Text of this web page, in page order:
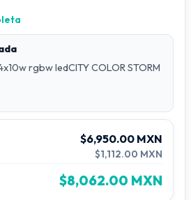
(opcional)
/ Maestro-Esclavo
rgbw ledCITY COLOR STORM
$6,950.00 MXN
$1,112.00 MXN
$8,062.00 MXN